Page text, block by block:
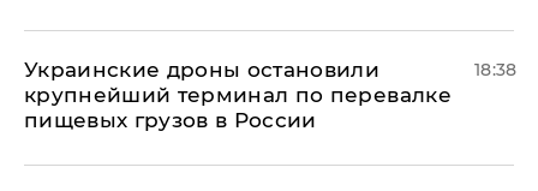
Украинские дроны остановили
крупнейший терминал по перевалке
пищевых грузов в России
18:38